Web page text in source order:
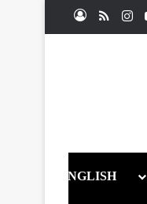
يوتيوبانستقرامملخص الموقع RSS
ENGLISH